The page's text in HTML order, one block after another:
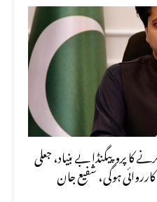
پروپیگنڈا بے بنیاد، جعلی
ہوگی، شفیع جان